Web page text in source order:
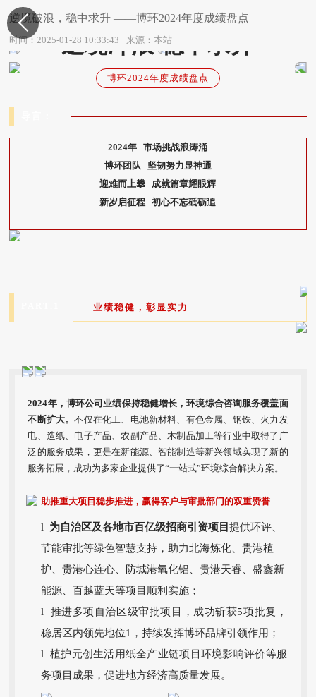

逆境破浪，稳中求升 ——博环2024年度成绩盘点
时间：2025-01-28 10:33:43 来源：本站
- 2024 -
逆境冲浪 稳中求升
博环2024年度成绩盘点
2024年 市场挑战浪涛涌
博环团队 坚韧努力显神通
迎难而上攀 成就篇章耀眼辉
新岁启征程 初心不忘砥砺追
业绩稳健，彰显实力
2024年，博环公司业绩保持稳健增长，环境综合咨询服务覆盖面
不断扩大。不仅在化工、电池新材料、有色金属、钢铁、火力发
电、造纸、电子产品、农副产品、木制品加工等行业中取得了广
泛的服务成果，更是在新能源、智能制造等新兴领域实现了新的
服务拓展，成功为多家企业提供了“一站式”环境综合解决方案。
助推重大项目稳步推进，赢得客户与审批部门的双重赞誉
l 为自治区及各地市百亿级招商引资项目提供环评、
节能审批等绿色智慧支持，助力北海炼化、贵港植
护、贵港心连心、防城港氧化铝、贵港天睿、盛鑫新
能源、百越蓝天等项目顺利实施；
l 推进多项自治区级审批项目，成功斩获5项批复，
稳居区内领先地位1，持续发挥博环品牌引领作用；
l 植护元创生活用纸全产业链项目环境影响评价等服
务项目成果，促进地方经济高质量发展。